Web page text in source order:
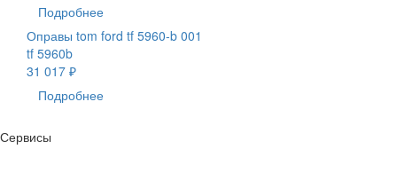
Подробнее
Оправы tom ford tf 5960-b 001
tf 5960b
31 017 ₽
Подробнее
Сервисы